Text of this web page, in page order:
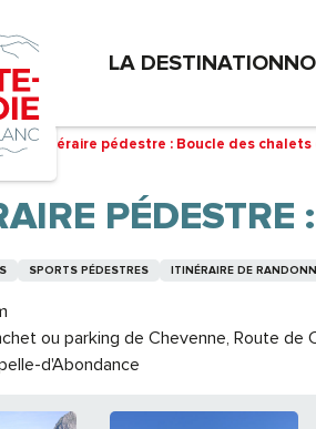
LA DESTINATION
Itinéraire pédestre : Boucle des chalets
SPORTS PÉDESTRES ITINÉRAIRE DE
ou parking de Chevenne, Route de
d'Abondance